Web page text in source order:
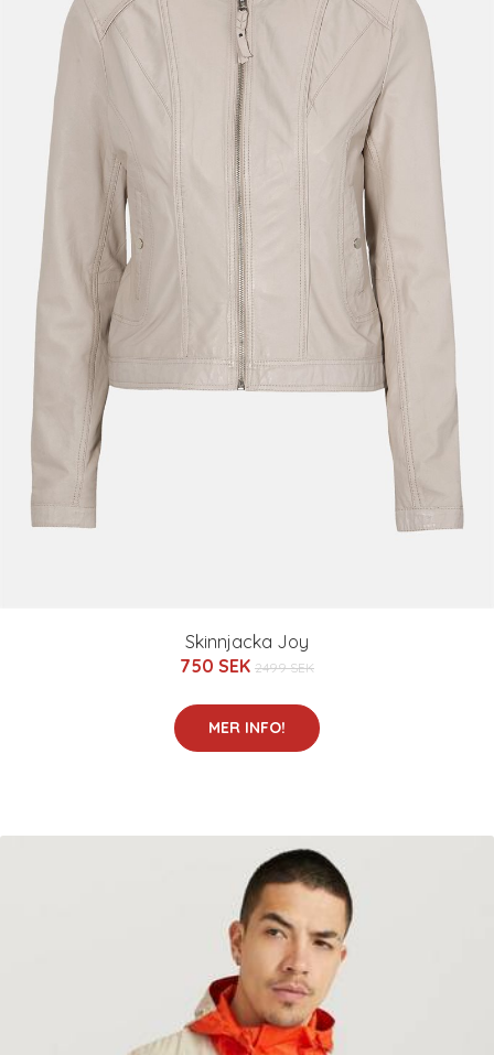
Skinnjacka Joy
750 SEK 2499 SEK
MER INFO!